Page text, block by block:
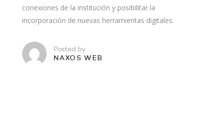
conexiones de la institución y posibilitar la
incorporación de nuevas herramientas digitales.
Posted by
NAXOS WEB